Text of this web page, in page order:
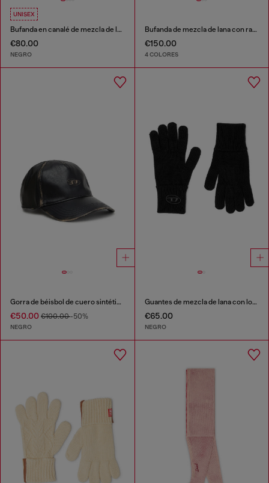
UNISEX
Bufanda en canalé de mezcla de lana
€80.00
NEGRO
Bufanda de mezcla de lana con rayas en contraste
€150.00
4 COLORES
Gorra de béisbol de cuero sintético
€50.00 €100.00-50%
NEGRO
Guantes de mezcla de lana con logo bordado
€65.00
NEGRO